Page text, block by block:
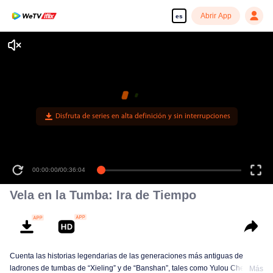
es Abrir App
Disfruta de series en alta definición y sin interrupciones
00:00:00/00:36:04
Vela en la Tumba: Ira de Tiempo
Cuenta las historias legendarias de las generaciones más antiguas de
ladrones de tumbas de “Xieling” y de “Banshan”, tales como Yulou Chen,Más